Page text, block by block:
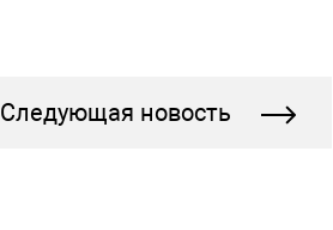
Следующая новость